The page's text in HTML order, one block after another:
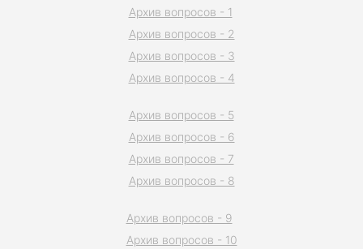
Архив вопросов - 1
Архив вопросов - 2
Архив вопросов - 3
Архив вопросов - 4
Архив вопросов - 5
Архив вопросов - 6
Архив вопросов - 7
Архив вопросов - 8
Архив вопросов - 9
Архив вопросов - 10